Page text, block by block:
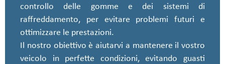
controllo delle gomme e dei sistemi di
raffreddamento, per evitare problemi futuri e
ottimizzare le prestazioni.
Il nostro obiettivo è aiutarvi a mantenere il vostro
veicolo in perfette condizioni, evitando guasti